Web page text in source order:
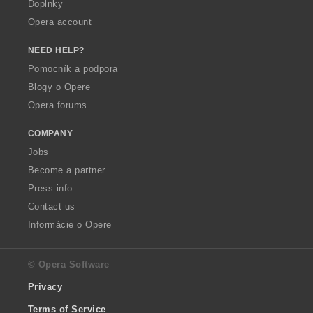
Doplnky
Opera account
NEED HELP?
Pomocník a podpora
Blogy o Opere
Opera forums
COMPANY
Jobs
Become a partner
Press info
Contact us
Informácie o Opere
© Opera Software
Privacy
Terms of Service